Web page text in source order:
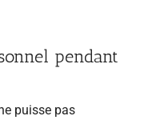
pendant
puisse pas